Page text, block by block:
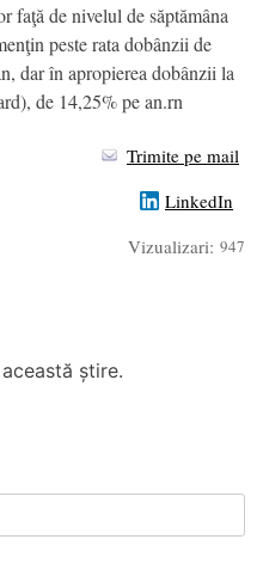
faţă de nivelul de săptămâna
peste rata dobânzii de
dar în apropierea dobânzii la
de 14,25% pe an.rn
Trimite pe mail
LinkedIn
Vizualizari: 947
știre.